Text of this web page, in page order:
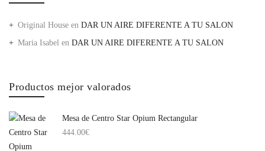
Original House en DAR UN AIRE DIFERENTE A TU SALON
Maria Isabel en DAR UN AIRE DIFERENTE A TU SALON
Productos mejor valorados
Mesa de Centro Star Opium Rectangular
444.00€